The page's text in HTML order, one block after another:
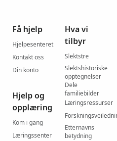
Få hjelp
Hjelpesenteret
Kontakt oss
Din konto
Hjelp og
opplæring
Kom i gang
Læringssenter
Hva vi
tilbyr
Slektstre
Slektshistoriske
opptegnelser
Dele
familiebilder
Læringsressurser
Etternavns
betydning